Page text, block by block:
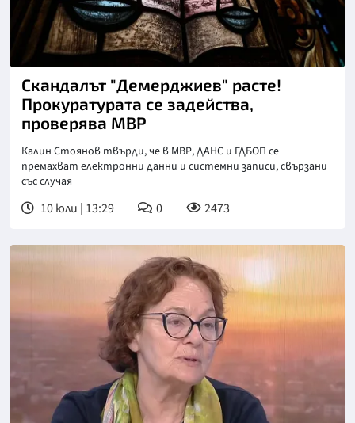
Снимка: БТА
Скандалът "Демерджиев" расте!
Прокуратурата се задейства,
проверява МВР
Калин Стоянов твърди, че в МВР, ДАНС и ГДБОП се
премахват електронни данни и системни записи, свързани
със случая
10 юли | 13:29 0 2473